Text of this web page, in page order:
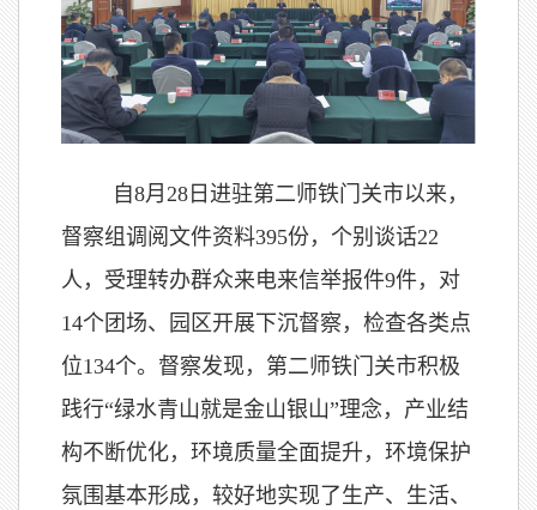
自8月28日进驻第二师铁门关市以来，
督察组调阅文件资料395份，个别谈话22
人，受理转办群众来电来信举报件9件，对
14个团场、园区开展下沉督察，检查各类点
位134个。督察发现，第二师铁门关市积极
践行“绿水青山就是金山银山”理念，产业结
构不断优化，环境质量全面提升，环境保护
氛围基本形成，较好地实现了生产、生活、